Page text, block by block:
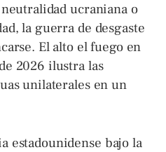
ucraniana o
la guerra de desgaste
El alto el fuego en
2026 ilustra las
unilaterales en un
estadounidense bajo la